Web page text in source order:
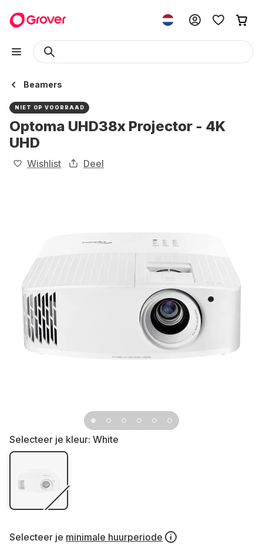
Beamers
NIET OP VOORRAAD
Optoma UHD38x Projector - 4K
UHD
Wishlist Deel
Selecteer je kleur: White
Selecteer je minimale huurperiode